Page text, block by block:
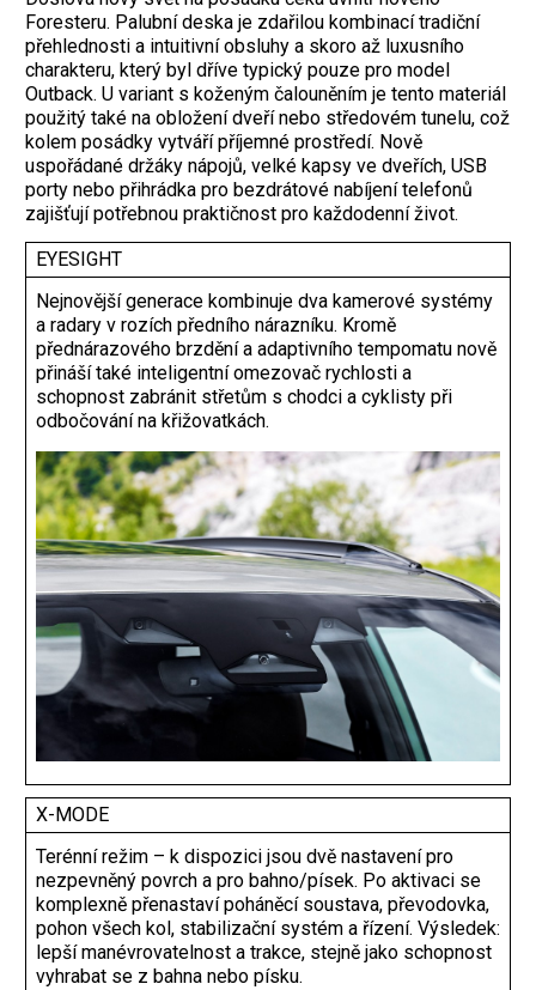
Foresteru. Palubní deska je zdařilou kombinací tradiční
přehlednosti a intuitivní obsluhy a skoro až luxusního
charakteru, který byl dříve typický pouze pro model
Outback. U variant s koženým čalouněním je tento materiál
použitý také na obložení dveří nebo středovém tunelu, což
kolem posádky vytváří příjemné prostředí. Nově
uspořádané držáky nápojů, velké kapsy ve dveřích, USB
porty nebo přihrádka pro bezdrátové nabíjení telefonů
zajišťují potřebnou praktičnost pro každodenní život.
EYESIGHT
Nejnovější generace kombinuje dva kamerové systémy
a radary v rozích předního nárazníku. Kromě
přednárazového brzdění a adaptivního tempomatu nově
přináší také inteligentní omezovač rychlosti a
schopnost zabránit střetům s chodci a cyklisty při
odbočování na křižovatkách.
X-MODE
Terénní režim – k dispozici jsou dvě nastavení pro
nezpevněný povrch a pro bahno/písek. Po aktivaci se
komplexně přenastaví poháněcí soustava, převodovka,
pohon všech kol, stabilizační systém a řízení. Výsledek:
lepší manévrovatelnost a trakce, stejně jako schopnost
vyhrabat se z bahna nebo písku.